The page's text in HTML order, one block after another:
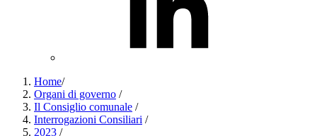
Home/
Organi di governo /
Il Consiglio comunale /
Interrogazioni Consiliari /
2023 /